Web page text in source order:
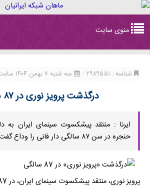
navigation
منوی سایت
شناسه : ۲۹۸۹۵۵۱ - سه شنبه ۷ بهمن ۱۴۰۴ ساعت ۲۳:۵۲
درگذشت پرویز نوری در ۸۷ سالگی
ایرنا : منتقد پیشکسوت سینمای ایران به
حنجره در سن ۸۷ سالگی دار فانی را وداع گفت.